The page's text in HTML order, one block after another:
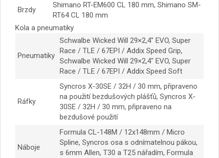
Brzdy
Shimano RT-EM600 CL 180 mm, Shimano SM-
RT64 CL 180 mm
Kola a pneumatiky
Pneumatiky
Schwalbe Wicked Will 29×2,4″ EVO, Super
Race / TLE / 67EPI / Addix Speed ​​Grip,
Schwalbe Wicked Will 29×2,4″ EVO, Super
Race / TLE / 67EPI / Addix Speed ​​Soft
Ráfky
Syncros X-30SE / 32H / 30 mm, připraveno
na použití bezdušových plášťů, Syncros X-
30SE / 32H / 30 mm, připraveno na
bezdušové použití
Náboje
Formula CL-148M / 12x148mm / Micro
Spline, Syncros osa s odnímatelnou pákou,
s 6mm Allen, T30 a T25 nářadím, Formula